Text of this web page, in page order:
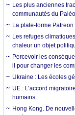
Les plus anciennes
communautés du
La plate-forme
Les refuges
chaleur un objet
Percevoir les
il pour changer les
Ukraine : Les écoles
UE : L’accord
humains
Hong Kong. De